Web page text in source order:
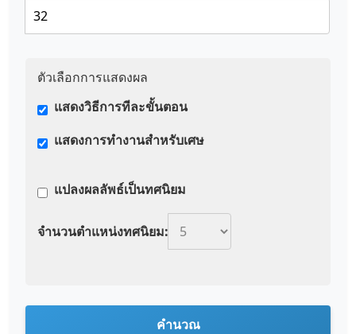
ตัวเลือกการแสดงผล
แสดงวิธีการทีละขั้นตอน
แสดงการทำงานสำหรับเศษ
แปลงผลลัพธ์เป็นทศนิยม
จำนวนตำแหน่งทศนิยม:
คำนวณ